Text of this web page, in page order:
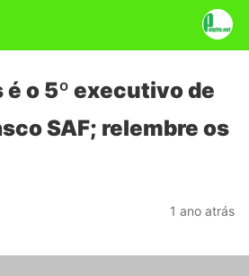
é o 5º executivo de
SAF; relembre os
1 ano atrás